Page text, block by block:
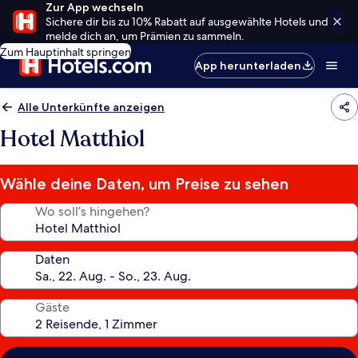
Zur App wechseln
Sichere dir bis zu 10% Rabatt auf ausgewählte Hotels und
melde dich an, um Prämien zu sammeln.
Zum Hauptinhalt springen
App herunterladen
Alle Unterkünfte anzeigen
Hotel Matthiol
Wähle deine Daten, um Preise zu sehen
Wo soll’s hingehen?
Daten
Gäste